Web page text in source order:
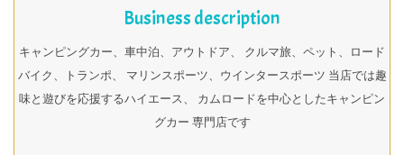
Business description
キャンピングカー、車中泊、アウトドア、 クルマ旅、ペット、ロード
バイク、トランポ、 マリンスポーツ、ウインタースポーツ 当店では趣
味と遊びを応援するハイエース、 カムロードを中心としたキャンピン
グカー 専門店です